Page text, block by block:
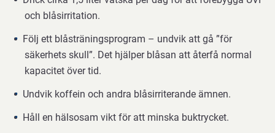
och blåsirritation.
Följ ett blåsträningsprogram – undvik att gå ”för
säkerhets skull”. Det hjälper blåsan att återfå normal
kapacitet över tid.
Undvik koffein och andra blåsirriterande ämnen.
Håll en hälsosam vikt för att minska buktrycket.